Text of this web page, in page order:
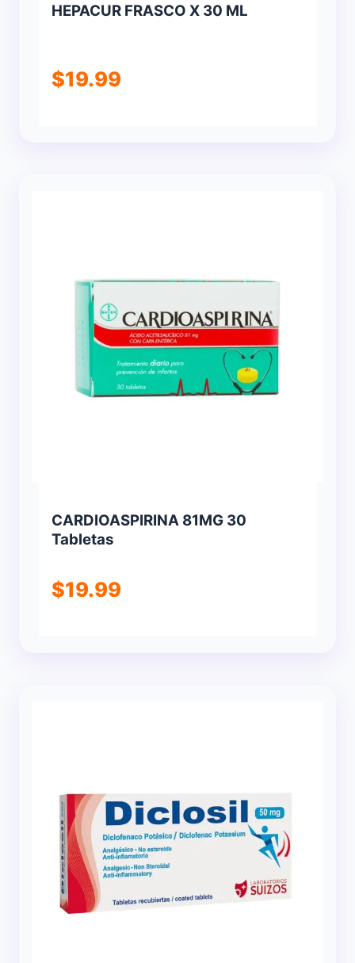
HEPACUR FRASCO X 30 ML
$19.99
CARDIOASPIRINA 81MG 30
Tabletas
$19.99